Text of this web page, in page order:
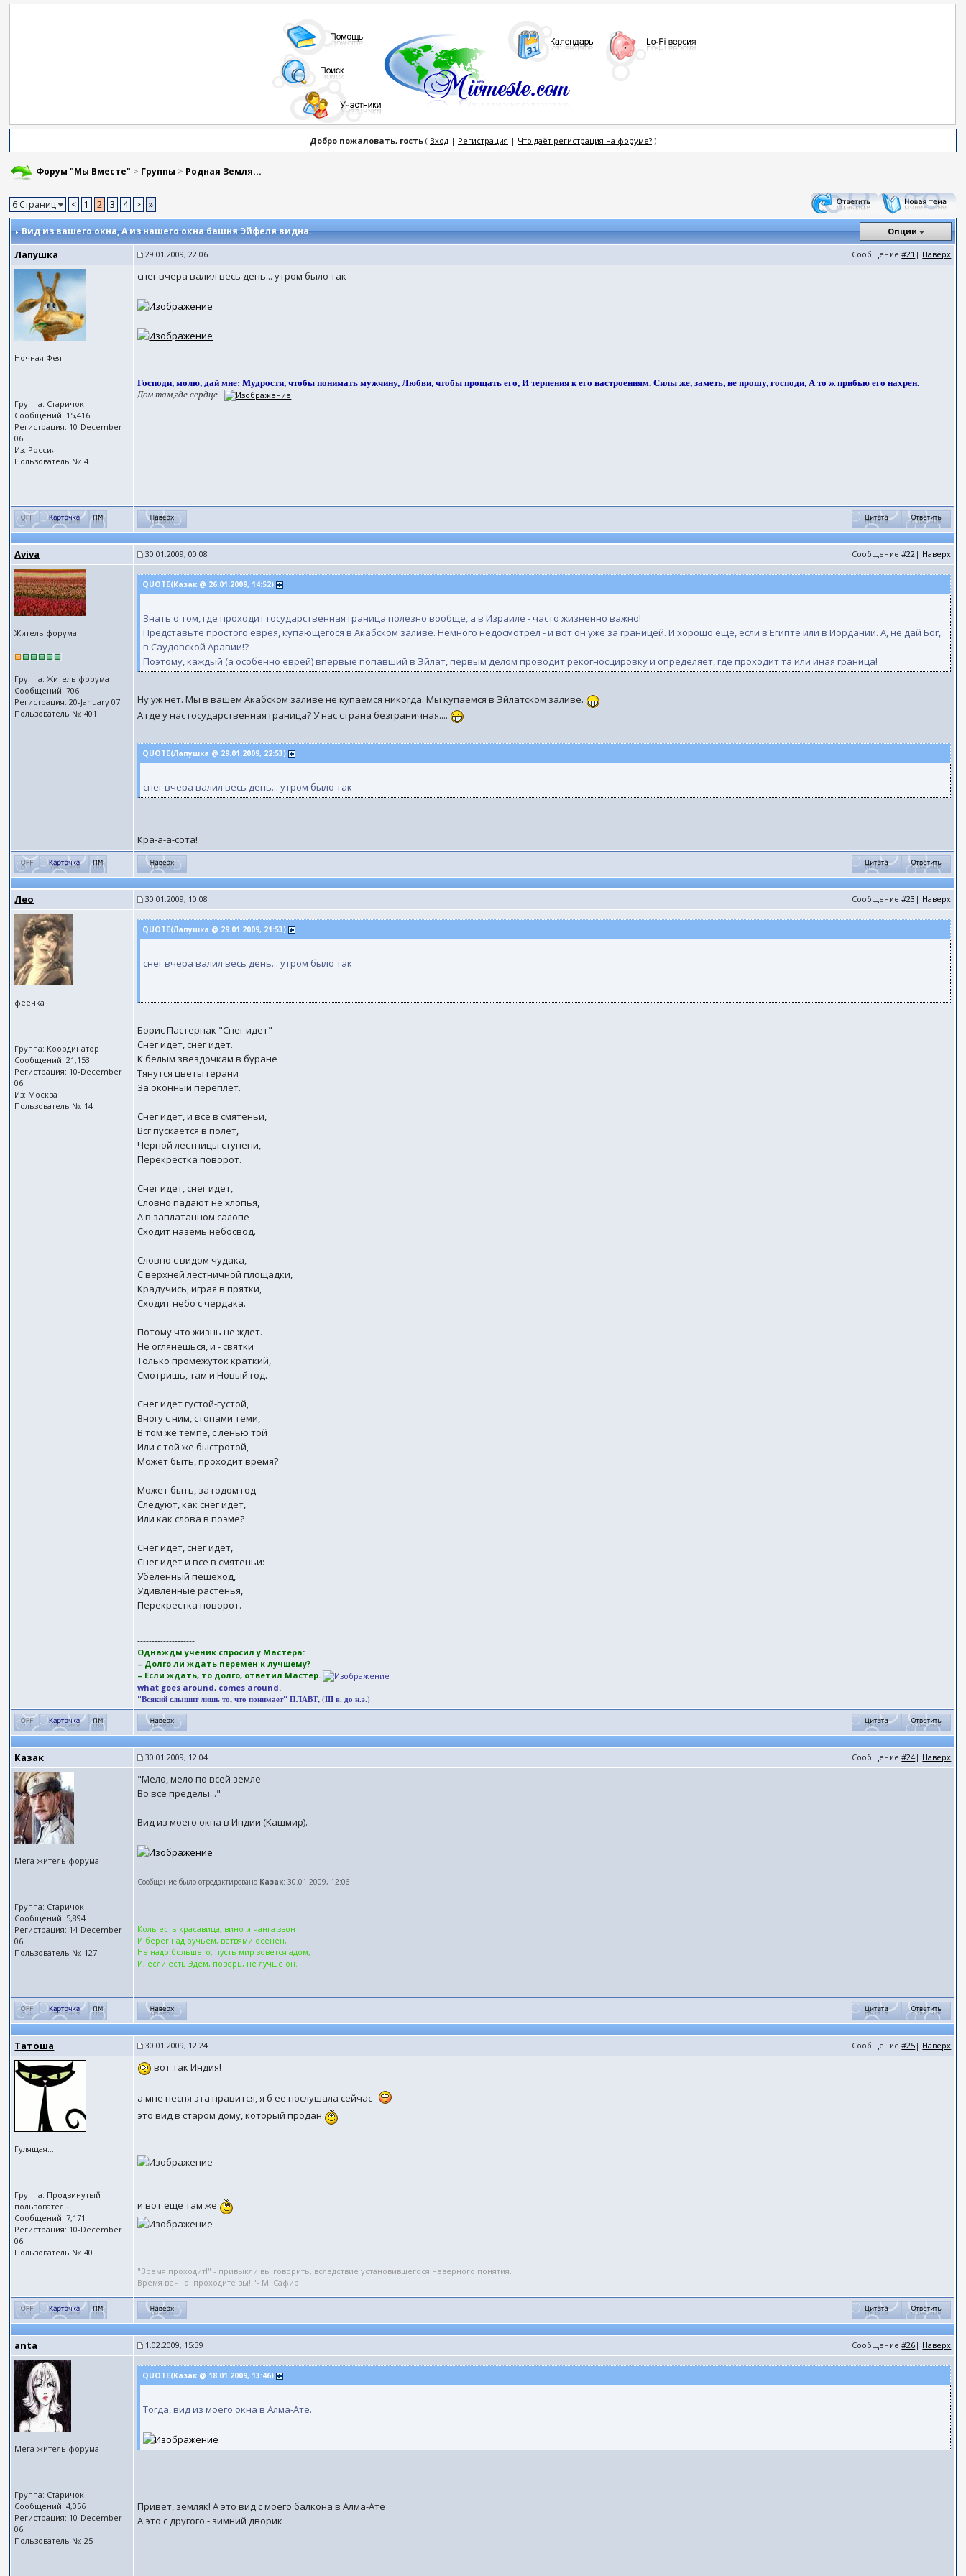
Добро пожаловать, гость( Вход| Регистрация | Что даёт регистрация на форуме?)
Форум "Мы Вместе" > Группы > Родная Земля...
6 Страниц < 1 2 3 4 > »
Вид из вашего окна, А из нашего окна башня Эйфеля видна. Опции
Лапушка 29.01.2009, 22:06 Сообщение#21 | Наверх
Ночная Фея
Группа: Старичок
Сообщений: 15,416
Регистрация: 10-December
06
Из: Россия
Пользователь №: 4
снег вчера валил весь день... утром было так
--------------------
Господи, молю, дай мне: Мудрости, чтобы понимать мужчину, Любви, чтобы прощать его, И терпения к его настроениям. Силы же, заметь, не прошу, господи, А то ж прибью его нахрен.
Дом там,где сердце...
Aviva 30.01.2009, 00:08 Сообщение#22 | Наверх
Житель форума
Группа: Житель форума
Сообщений: 706
Регистрация: 20-January 07
Пользователь №: 401
QUOTE(Казак @ 26.01.2009, 14:52)
Знать о том, где проходит государственная граница полезно вообще, а в Израиле - часто жизненно важно!
Представьте простого еврея, купающегося в Акабском заливе. Немного недосмотрел - и вот он уже за границей. И хорошо еще, если в Египте или в Иордании. А, не дай Бог,
в Саудовской Аравии!?
Поэтому, каждый (а особенно еврей) впервые попавший в Эйлат, первым делом проводит рекогносцировку и определяет, где проходит та или иная граница!
Ну уж нет. Мы в вашем Акабском заливе не купаемся никогда. Мы купаемся в Эйлатском заливе.
А где у нас государственная граница? У нас страна безграничная....
QUOTE(Лапушка @ 29.01.2009, 22:53)
снег вчера валил весь день... утром было так
Кра-а-а-сота!
Лео 30.01.2009, 10:08 Сообщение#23 | Наверх
феечка
Группа: Координатор
Сообщений: 21,153
Регистрация: 10-December
06
Из: Москва
Пользователь №: 14
QUOTE(Лапушка @ 29.01.2009, 21:53)
снег вчера валил весь день... утром было так
Борис Пастернак "Снег идет"
Снег идет, снег идет.
К белым звездочкам в буране
Тянутся цветы герани
За оконный переплет.
Снег идет, и все в смятеньи,
Всг пускается в полет,
Черной лестницы ступени,
Перекрестка поворот.
Снег идет, снег идет,
Словно падают не хлопья,
А в заплатанном салопе
Сходит наземь небосвод.
Словно с видом чудака,
С верхней лестничной площадки,
Крадучись, играя в прятки,
Сходит небо с чердака.
Потому что жизнь не ждет.
Не оглянешься, и - святки
Только промежуток краткий,
Смотришь, там и Новый год.
Снег идет густой-густой,
Вногу с ним, стопами теми,
В том же темпе, с ленью той
Или с той же быстротой,
Может быть, проходит время?
Может быть, за годом год
Следуют, как снег идет,
Или как слова в поэме?
Снег идет, снег идет,
Снег идет и все в смятеньи:
Убеленный пешеход,
Удивленные растенья,
Перекрестка поворот.
--------------------
Однажды ученик спросил у Мастера:
– Долго ли ждать перемен к лучшему?
– Если ждать, то долго, ответил Мастер.
what goes around, comes around.
"Всякий слышит лишь то, что понимает" ПЛАВТ, (III в. до н.э.)
Казак 30.01.2009, 12:04 Сообщение#24| Наверх
Мега житель форума
Группа: Старичок
Сообщений: 5,894
Регистрация: 14-December
06
Пользователь №: 127
"Мело, мело по всей земле
Во все пределы..."
Вид из моего окна в Индии (Кашмир).
Сообщение было отредактировано Казак: 30.01.2009, 12:06
--------------------
Коль есть красавица, вино и чанга звон
И берег над ручьем, ветвями осенен,
Не надо большего, пусть мир зовется адом,
И, если есть Эдем, поверь, не лучше он.
Татоша 30.01.2009, 12:24 Сообщение#25 | Наверх
Гулящая...
Группа: Продвинутый
пользователь
Сообщений: 7,171
Регистрация: 10-December
06
Пользователь №: 40
вот так Индия!
а мне песня эта нравится, я б ее послушала сейчас
это вид в старом дому, который продан
и вот еще там же
--------------------
"Время проходит!" - привыкли вы говорить, вследствие установившегося неверного понятия.
Время вечно: проходите вы! "- М. Сафир
anta 1.02.2009, 15:39 Сообщение#26 | Наверх
Мега житель форума
Группа: Старичок
Сообщений: 4,056
Регистрация: 10-December
06
Пользователь №: 25
QUOTE(Казак @ 18.01.2009, 13:46)
Тогда, вид из моего окна в Алма-Ате.
Привет, земляк! А это вид с моего балкона в Алма-Ате
А это с другого - зимний дворик
--------------------